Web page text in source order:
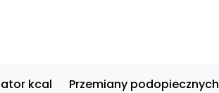
kcal Przemiany podopiecznych